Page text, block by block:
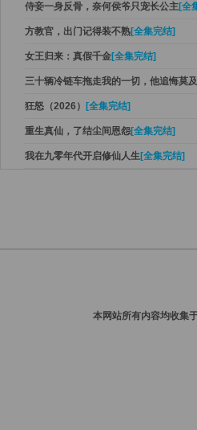
侍妾一身反骨，奈何侯爷只宠长公主[全
方教官，出门记得装不熟[全集完结]
女王归来：真假千金[全集完结]
三十辆冷链车拖走我的一切，他追悔莫及
狂怒（2026） [全集完结]
重生真仙，了结尘间恩怨[全集完结]
我在九零年代开启修仙人生[全集完结]
本网站所有内容均收集